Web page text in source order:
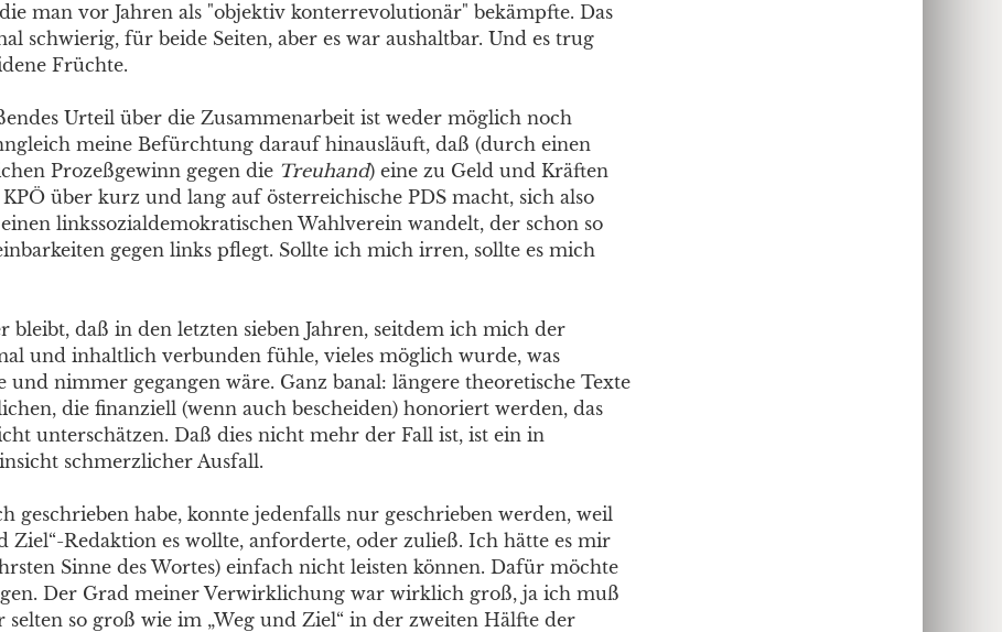
man vor Jahren als "objektiv konterrevolutionär" bekämpfte. Das
schwierig, für beide Seiten, aber es war aushaltbar. Und es trug
Früchte.
Urteil über die Zusammenarbeit ist weder möglich noch
meine Befürchtung darauf hinausläuft, daß (durch einen
Prozeßgewinn gegen die Treuhand) eine zu Geld und Kräften
über kurz und lang auf österreichische PDS macht, sich also
linkssozialdemokratischen Wahlverein wandelt, der schon so
gegen links pflegt. Sollte ich mich irren, sollte es mich
bleibt, daß in den letzten sieben Jahren, seitdem ich mich der
und inhaltlich verbunden fühle, vieles möglich wurde, was
und nimmer gegangen wäre. Ganz banal: längere theoretische Texte
die finanziell (wenn auch bescheiden) honoriert werden, das
unterschätzen. Daß dies nicht mehr der Fall ist, ist ein in
schmerzlicher Ausfall.
geschrieben habe, konnte jedenfalls nur geschrieben werden, weil
Ziel“-Redaktion es wollte, anforderte, oder zuließ. Ich hätte es mir
Sinne des Wortes) einfach nicht leisten können. Dafür möchte
Der Grad meiner Verwirklichung war wirklich groß, ja ich muß
selten so groß wie im „Weg und Ziel“ in der zweiten Hälfte der